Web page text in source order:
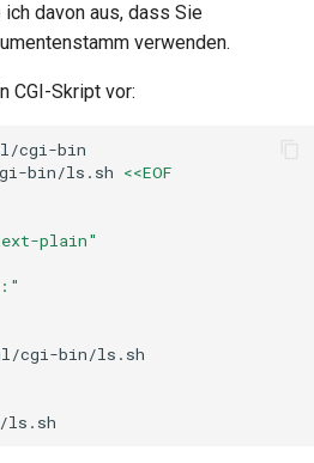
davon aus, dass Sie
verwenden.
CGI-Skript vor:
cgi-bin
bin/ls.sh <<EOF
plain"
cgi-bin/ls.sh